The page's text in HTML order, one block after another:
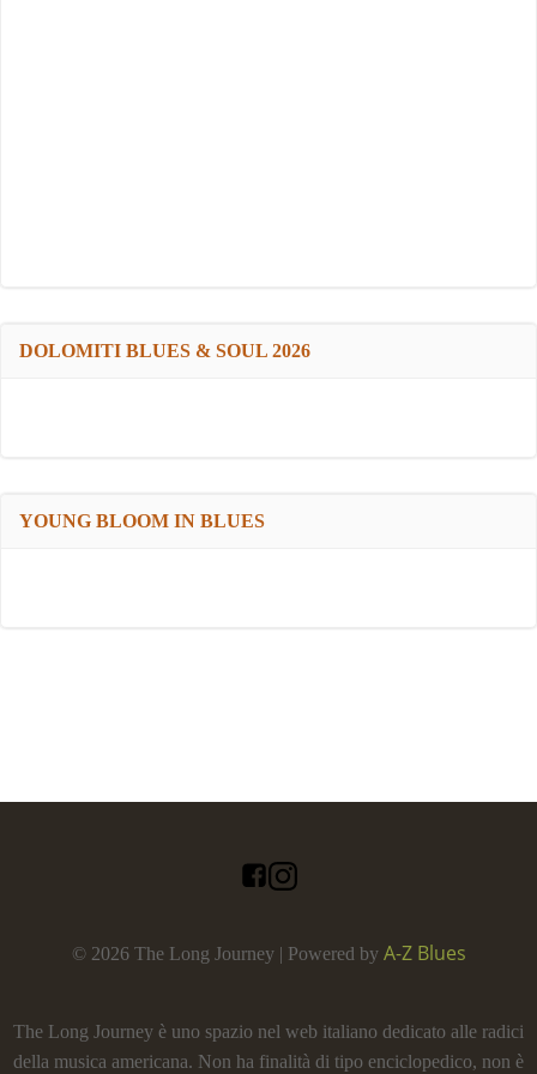
DOLOMITI BLUES & SOUL 2026
YOUNG BLOOM IN BLUES
© 2026 The Long Journey | Powered by A-Z Blues
The Long Journey è uno spazio nel web italiano dedicato alle radici
della musica americana. Non ha finalità di tipo enciclopedico, non è